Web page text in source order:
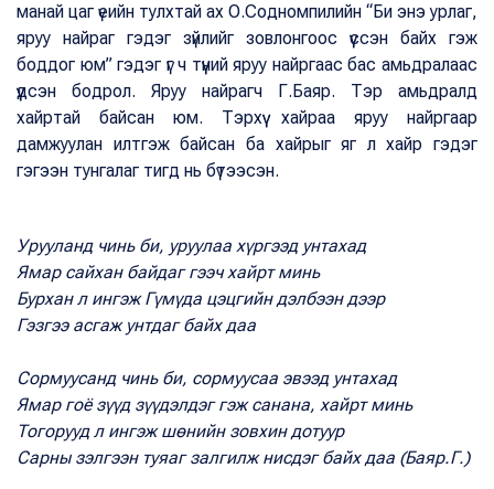
манай цаг үеийн тулхтай ах О.Содномпилийн “Би энэ урлаг,
яруу найраг гэдэг зүйлийг зовлонгоос үүссэн байх гэж
боддог юм” гэдэг үг ч түүний яруу найргаас бас амьдралаас
үүдсэн бодрол. Яруу найрагч Г.Баяр. Тэр амьдралд
хайртай байсан юм. Тэрхүү хайраа яруу найргаар
дамжуулан илтгэж байсан ба хайрыг яг л хайр гэдэг
гэгээн тунгалаг тигд нь бүтээсэн.
Урууланд чинь би, уруулаа хүргээд унтахад
Ямар сайхан байдаг гээч хайрт минь
Бурхан л ингэж Гүмүда цэцгийн дэлбээн дээр
Гэзгээ асгаж унтдаг байх даа
Сормуусанд чинь би, сормуусаа эвээд унтахад
Ямар гоё зүүд зүүдэлдэг гэж санана, хайрт минь
Тогорууд л ингэж шөнийн зовхин дотуур
Сарны зэлгээн туяаг залгилж нисдэг байх даа (Баяр.Г.)